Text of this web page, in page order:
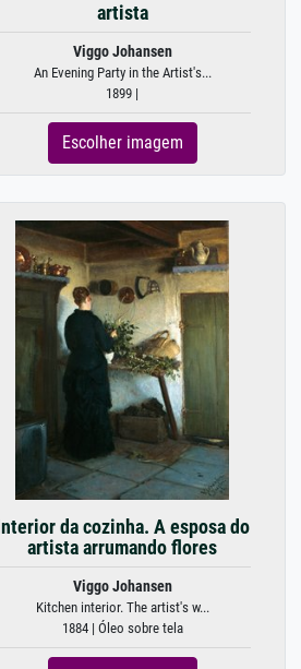
artista
Viggo Johansen
An Evening Party in the Artist's...
1899 |
Escolher imagem
Interior da cozinha. A esposa do
artista arrumando flores
Viggo Johansen
Kitchen interior. The artist's w...
1884 | Óleo sobre tela